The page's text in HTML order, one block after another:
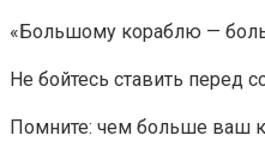
«Большому кораблю —
Не бойтесь ставить перед
Помните: чем больше ваш